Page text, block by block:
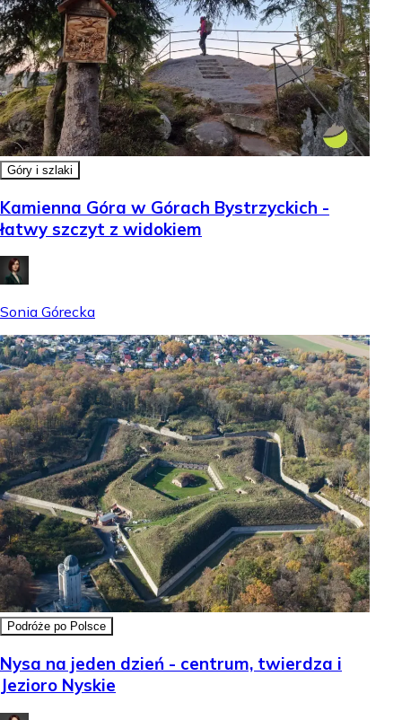
Góry i szlaki
Kamienna Góra w Górach Bystrzyckich -
łatwy szczyt z widokiem
Sonia Górecka
Podróże po Polsce
Nysa na jeden dzień - centrum, twierdza i
Jezioro Nyskie